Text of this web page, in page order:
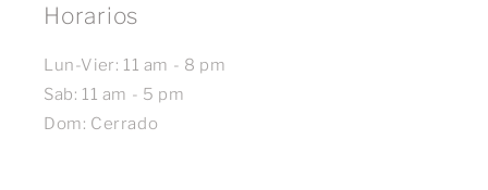
Horarios
Lun-Vier: 11 am - 8 pm
Sab: 11 am - 5 pm
Dom: Cerrado